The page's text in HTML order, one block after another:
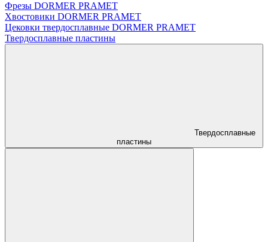
Фрезы DORMER PRAMET
Хвостовики DORMER PRAMET
Цековки твердосплавные DORMER PRAMET
Твердосплавные пластины
Твердосплавные
пластины